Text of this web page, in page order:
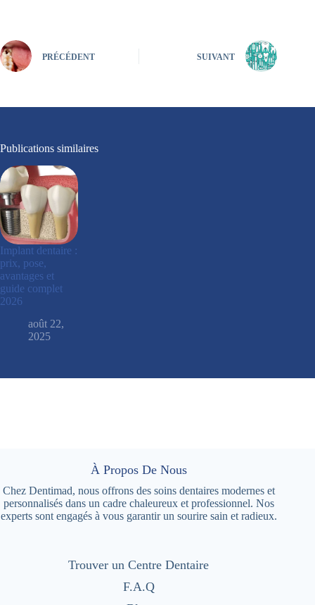
PRÉCÉDENT SUIVANT
Publications similaires
Implant dentaire :
prix, pose,
avantages et
guide complet
2026
août 22,
2025
À Propos De Nous
Chez Dentimad, nous offrons des soins dentaires modernes et
personnalisés dans un cadre chaleureux et professionnel. Nos
experts sont engagés à vous garantir un sourire sain et radieux.
Trouver un Centre Dentaire
F.A.Q